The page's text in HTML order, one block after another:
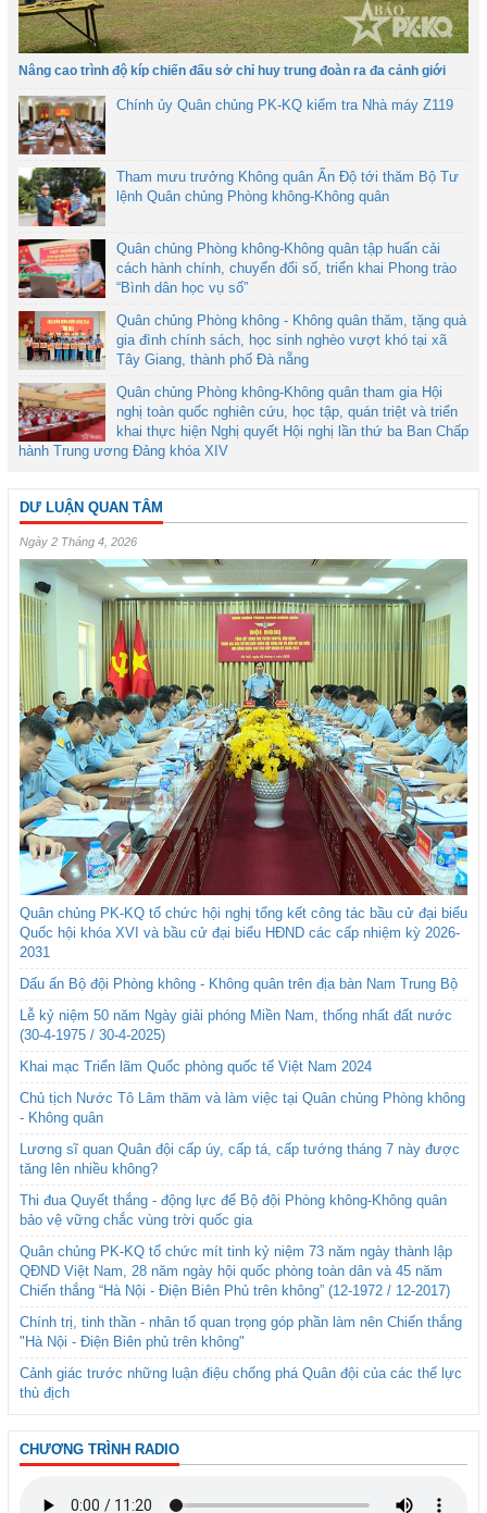
Nâng cao trình độ kíp chiến đấu sở chỉ huy trung đoàn ra đa cảnh giới
Chính ủy Quân chủng PK-KQ kiểm tra Nhà máy Z119
Tham mưu trưởng Không quân Ấn Độ tới thăm Bộ Tư
lệnh Quân chủng Phòng không-Không quân
Quân chủng Phòng không-Không quân tập huấn cải
cách hành chính, chuyển đổi số, triển khai Phong trào
“Bình dân học vụ số”
Quân chủng Phòng không - Không quân thăm, tặng quà
gia đình chính sách, học sinh nghèo vượt khó tại xã
Tây Giang, thành phố Đà nẵng
Quân chủng Phòng không-Không quân tham gia Hội
nghị toàn quốc nghiên cứu, học tập, quán triệt và triển
khai thực hiện Nghị quyết Hội nghị lần thứ ba Ban Chấp
hành Trung ương Đảng khóa XIV
DƯ LUẬN QUAN TÂM
Ngày 2 Tháng 4, 2026
Quân chủng PK-KQ tổ chức hội nghị tổng kết công tác bầu cử đại biểu
Quốc hội khóa XVI và bầu cử đại biểu HĐND các cấp nhiệm kỳ 2026-
2031
Dấu ấn Bộ đội Phòng không - Không quân trên địa bàn Nam Trung Bộ
Lễ kỷ niệm 50 năm Ngày giải phóng Miền Nam, thống nhất đất nước
(30-4-1975 / 30-4-2025)
Khai mạc Triển lãm Quốc phòng quốc tế Việt Nam 2024
Chủ tịch Nước Tô Lâm thăm và làm việc tại Quân chủng Phòng không
- Không quân
Lương sĩ quan Quân đội cấp úy, cấp tá, cấp tướng tháng 7 này được
tăng lên nhiều không?
Thi đua Quyết thắng - động lực để Bộ đội Phòng không-Không quân
bảo vệ vững chắc vùng trời quốc gia
Quân chủng PK-KQ tổ chức mít tinh kỷ niệm 73 năm ngày thành lập
QĐND Việt Nam, 28 năm ngày hội quốc phòng toàn dân và 45 năm
Chiến thắng “Hà Nội - Điện Biên Phủ trên không” (12-1972 / 12-2017)
Chính trị, tinh thần - nhân tố quan trọng góp phần làm nên Chiến thắng
"Hà Nội - Điện Biên phủ trên không"
Cảnh giác trước những luận điệu chống phá Quân đội của các thế lực
thù địch
CHƯƠNG TRÌNH RADIO